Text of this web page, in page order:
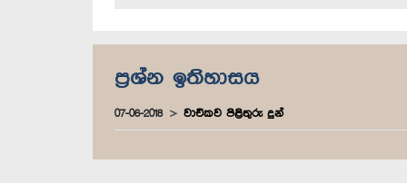
ප්‍රශ්න ඉතිහාසය
07-06-2018 වාචිකව පිළිතුරු දුන්